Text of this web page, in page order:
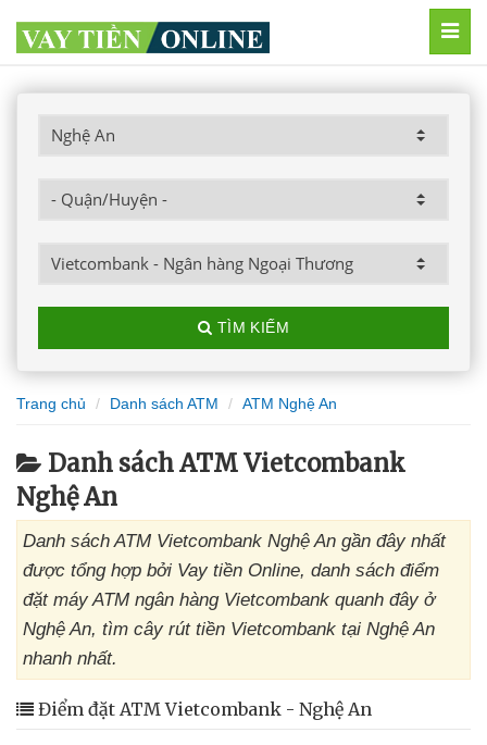
TÌM KIẾM
Trang chủ Danh sách ATM ATM Nghệ An
Danh sách ATM Vietcombank
Nghệ An
Danh sách ATM Vietcombank Nghệ An gần đây nhất
được tổng hợp bởi Vay tiền Online, danh sách điểm
đặt máy ATM ngân hàng Vietcombank quanh đây ở
Nghệ An, tìm cây rút tiền Vietcombank tại Nghệ An
nhanh nhất.
Điểm đặt ATM Vietcombank - Nghệ An